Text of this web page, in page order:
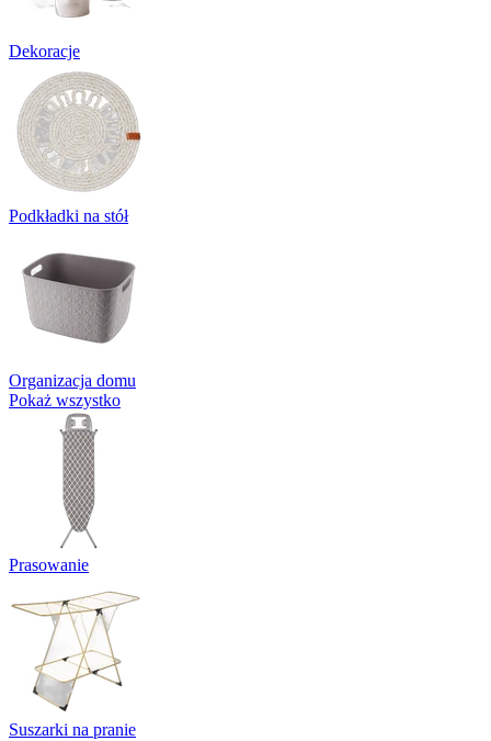
Dekoracje
Podkładki na stół
Organizacja domu
Pokaż wszystko
Prasowanie
Suszarki na pranie